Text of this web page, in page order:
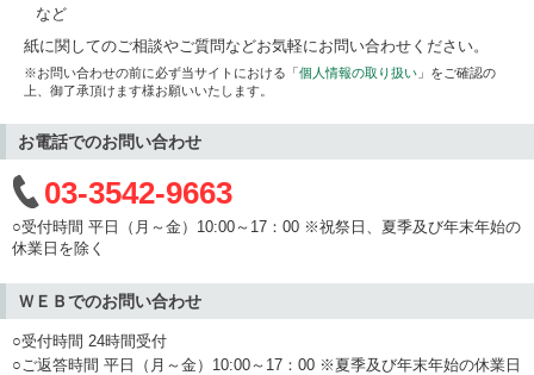
など
紙に関してのご相談やご質問などお気軽にお問い合わせください。
※お問い合わせの前に必ず当サイトにおける「個人情報の取り扱い 」をご確認の
上、御了承頂けます様お願いいたします。
お電話でのお問い合わせ
03-3542-9663
○受付時間 平日（月～金）10:00～17：00 ※祝祭日、夏季及び年末年始の
休業日を除く
ＷＥＢでのお問い合わせ
○受付時間 24時間受付
○ご返答時間 平日（月～金）10:00～17：00 ※夏季及び年末年始の休業日